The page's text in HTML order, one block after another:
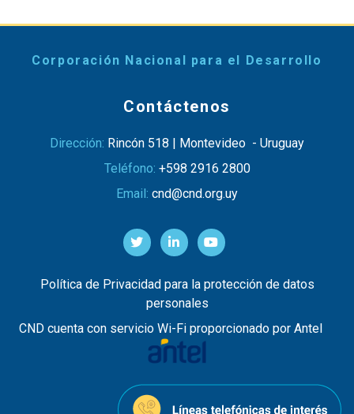
Corporación Nacional para el Desarrollo
Contáctenos
Dirección: Rincón 518 | Montevideo - Uruguay
Teléfono: +598 2916 2800
Email: cnd@cnd.org.uy
Política de Privacidad para la protección de datos
personales
CND cuenta con servicio Wi-Fi proporcionado por Antel